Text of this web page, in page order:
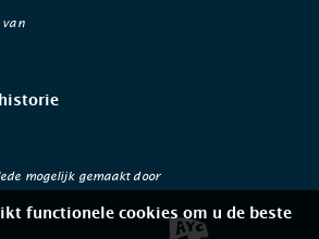
van
mogelijk gemaakt door
functionele cookies om u de beste